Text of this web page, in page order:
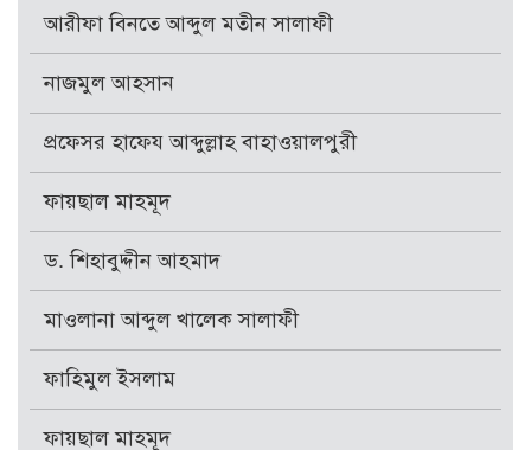
আরীফা বিনতে আব্দুল মতীন সালাফী
নাজমুল আহসান
প্রফেসর হাফেয আব্দুল্লাহ বাহাওয়ালপুরী
ফায়ছাল মাহমূদ
ড. শিহাবুদ্দীন আহমাদ
মাওলানা আব্দুল খালেক সালাফী
ফাহিমুল ইসলাম
ফায়ছাল মাহমূদ